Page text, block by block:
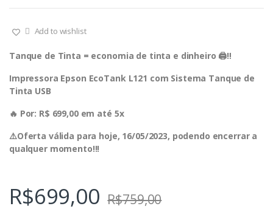
Add to wishlist
Tanque de Tinta = economia de tinta e dinheiro 🖨‼️
Impressora Epson EcoTank L121 com Sistema Tanque de
Tinta USB
🔥 Por: R$ 699,00 em até 5x
⚠️Oferta válida para hoje, 16/05/2023, podendo encerrar a
qualquer momento!!!
R$699,00 R$759,00